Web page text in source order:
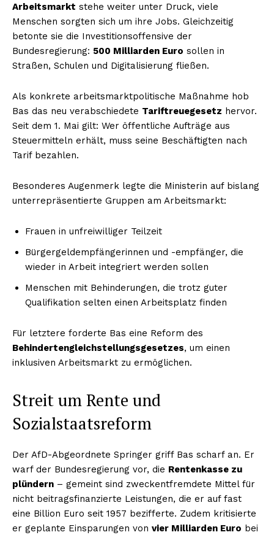
Arbeitsmarkt stehe weiter unter Druck, viele
Menschen sorgten sich um ihre Jobs. Gleichzeitig
betonte sie die Investitionsoffensive der
Bundesregierung: 500 Milliarden Euro sollen in
Straßen, Schulen und Digitalisierung fließen.
Als konkrete arbeitsmarktpolitische Maßnahme hob
Bas das neu verabschiedete Tariftreuegesetz hervor.
Seit dem 1. Mai gilt: Wer öffentliche Aufträge aus
Steuermitteln erhält, muss seine Beschäftigten nach
Tarif bezahlen.
Besonderes Augenmerk legte die Ministerin auf bislang
unterrepräsentierte Gruppen am Arbeitsmarkt:
Frauen in unfreiwilliger Teilzeit
Bürgergeldempfängerinnen und -empfänger, die
wieder in Arbeit integriert werden sollen
Menschen mit Behinderungen, die trotz guter
Qualifikation selten einen Arbeitsplatz finden
Für letztere forderte Bas eine Reform des
Behindertengleichstellungsgesetzes, um einen
inklusiven Arbeitsmarkt zu ermöglichen.
Streit um Rente und
Sozialstaatsreform
Der AfD-Abgeordnete Springer griff Bas scharf an. Er
warf der Bundesregierung vor, die Rentenkasse zu
plündern – gemeint sind zweckentfremdete Mittel für
nicht beitragsfinanzierte Leistungen, die er auf fast
eine Billion Euro seit 1957 bezifferte. Zudem kritisierte
er geplante Einsparungen von vier Milliarden Euro bei